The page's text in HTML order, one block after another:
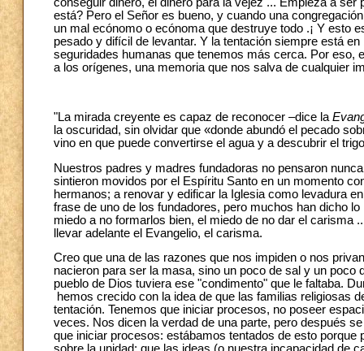
está? Pero el Señor es bueno, y cuando una
un mal ecónomo o ecónoma que destruye todo .¡ Y esto
pesado y difícil de levantar. Y la tentación siempre está
seguridades humanas que tenemos más cerca. Por eso,
a los orígenes, una memoria que nos salva de cualquier
"La mirada creyente es capaz de reconocer –dice la
la oscuridad, sin olvidar que «donde abundó el pecado
vino en que puede convertirse el agua y a descubrir el
Nuestros padres y madres fundadoras no pensaron
sintieron movidos por el Espíritu Santo en un momento
hermanos; a renovar y edificar la Iglesia como levadura
frase de uno de los fundadores, pero muchos han dicho
miedo a no formarlos bien, el miedo de no dar el carisma
llevar adelante el Evangelio, el carisma.
Creo que una de las razones que nos impiden o nos
nacieron para ser la masa, sino un poco de sal y un
pueblo de Dios tuviera ese "condimento" que le faltaba.
hemos crecido con la idea de que las familias
tentación. Tenemos que iniciar procesos, no poseer
veces. Nos dicen la verdad de una parte, pero después
que iniciar procesos: estábamos tentados de esto